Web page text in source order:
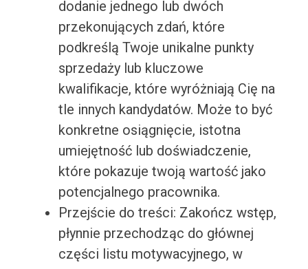
dodanie jednego lub dwóch
przekonujących zdań, które
podkreślą Twoje unikalne punkty
sprzedaży lub kluczowe
kwalifikacje, które wyróżniają Cię na
tle innych kandydatów. Może to być
konkretne osiągnięcie, istotna
umiejętność lub doświadczenie,
które pokazuje twoją wartość jako
potencjalnego pracownika.
Przejście do treści: Zakończ wstęp,
płynnie przechodząc do głównej
części listu motywacyjnego, w